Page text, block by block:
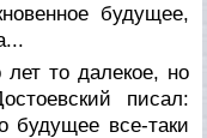
будущее,
лет то далекое, но
писал:
будущее все-таки